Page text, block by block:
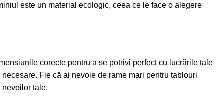
este un material ecologic, ceea ce le face o alegere
corecte pentru a se potrivi perfect cu lucrările tale
Fie că ai nevoie de rame mari pentru tablouri
nevoilor tale.